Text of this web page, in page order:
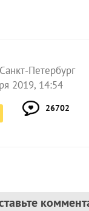
Санкт-Петербург
2019, 14:54
26702